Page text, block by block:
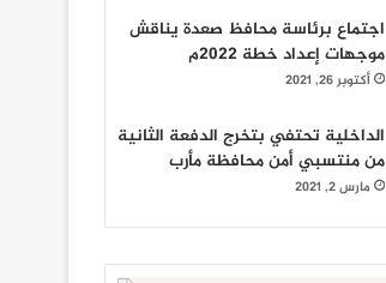
اجتماع برئاسة محافظ صعدة يناقش
موجهات إعداد خطة 2022م
أكتوبر 26, 2021
الداخلية تحتفي بتخرج الدفعة الثانية
من منتسبي أمن محافظة مأرب
مارس 2, 2021